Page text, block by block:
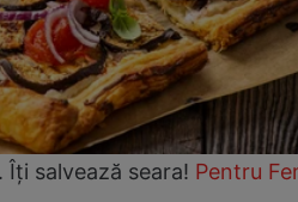
salvează seara! Pentru